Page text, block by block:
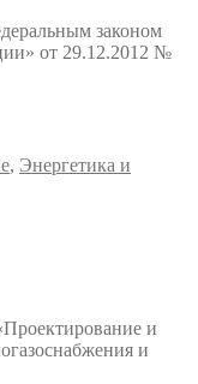
законом
от 29.12.2012 №
, Энергетика и
и
и